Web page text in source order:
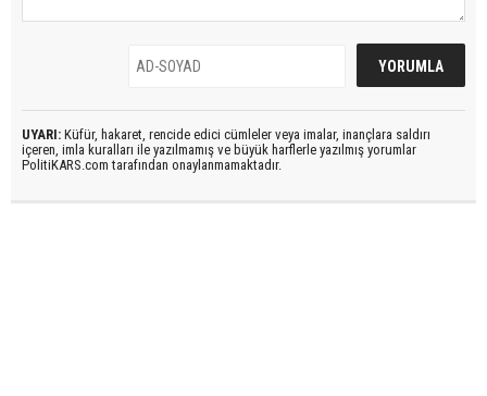
UYARI: Küfür, hakaret, rencide edici cümleler veya imalar, inançlara saldırı
içeren, imla kuralları ile yazılmamış ve büyük harflerle yazılmış yorumlar
PolitiKARS.com tarafından onaylanmamaktadır.